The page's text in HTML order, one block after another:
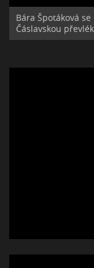
Bára Špotáková
Čáslavskou